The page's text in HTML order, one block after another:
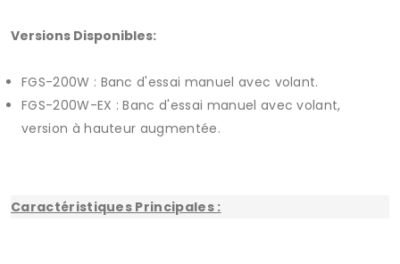
Versions Disponibles:
FGS-200W : Banc d'essai manuel avec volant.
FGS-200W-EX : Banc d'essai manuel avec volant,
version à hauteur augmentée.
Caractéristiques Principales :